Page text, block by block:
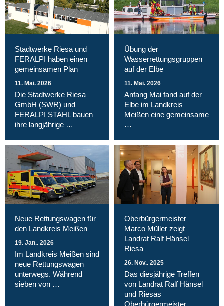
Stadtwerke Riesa und
FERALPI haben einen
gemeinsamen Plan
11. Mai. 2026
Die Stadtwerke Riesa
GmbH (SWR) und
FERALPI STAHL bauen
ihre langjährige …
Übung der
Wasserrettungsgruppen
auf der Elbe
11. Mai. 2026
Anfang Mai fand auf der
Elbe im Landkreis
Meißen eine gemeinsame
…
Neue Rettungswagen für
den Landkreis Meißen
19. Jan.. 2026
Im Landkreis Meißen sind
neue Rettungswagen
unterwegs. Während
sieben von …
Oberbürgermeister
Marco Müller zeigt
Landrat Ralf Hänsel
Riesa
26. Nov.. 2025
Das diesjährige Treffen
von Landrat Ralf Hänsel
und Riesas
Oberbürgermeister …